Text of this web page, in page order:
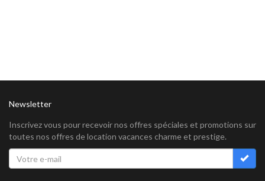
Newsletter
Inscrivez vous pour recevoir nos offres spéciales et promotions sur
toutes nos offres de location vacances charme et prestige.